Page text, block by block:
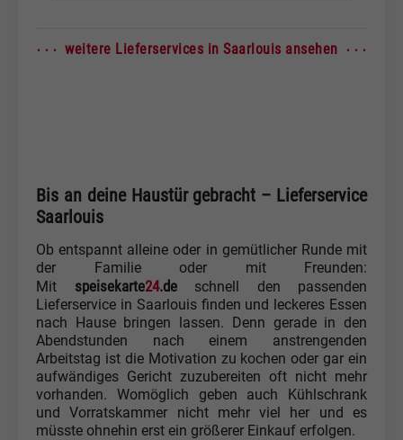
· · · weitere Lieferservices in Saarlouis ansehen · · ·
Bis an deine Haustür gebracht – Lieferservice
Saarlouis
Ob entspannt alleine oder in gemütlicher Runde mit
der Familie oder mit Freunden:
Mit speisekarte24.deschnell den passenden
Lieferservice in Saarlouis finden und leckeres Essen
nach Hause bringen lassen. Denn gerade in den
Abendstunden nach einem anstrengenden
Arbeitstag ist die Motivation zu kochen oder gar ein
aufwändiges Gericht zuzubereiten oft nicht mehr
vorhanden. Womöglich geben auch Kühlschrank
und Vorratskammer nicht mehr viel her und es
müsste ohnehin erst ein größerer Einkauf erfolgen.